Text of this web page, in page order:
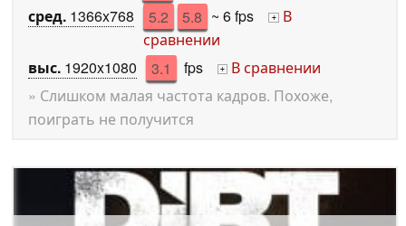
сред. 1366x768 5.2 5.8 ~ 6 fps + В
сравнении
выс. 1920x1080 3.1 fps +
В сравнении
» Слишком малая частота кадров. Похоже,
поиграть не получится